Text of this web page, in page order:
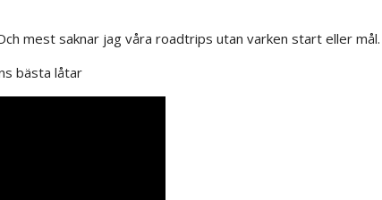
mest saknar jag våra roadtrips utan varken start eller mål.
bästa låtar